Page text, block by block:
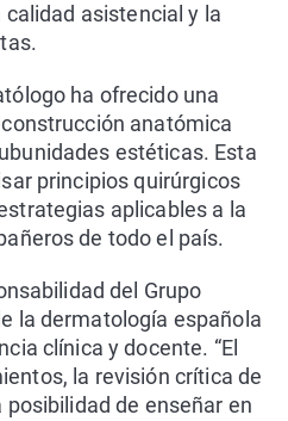
asistencial y la
ha ofrecido una
anatómica
estéticas. Esta
principios quirúrgicos
aplicables a la
de todo el país.
del Grupo
la dermatología española
clínica y docente. “El
la revisión crítica de
de enseñar en